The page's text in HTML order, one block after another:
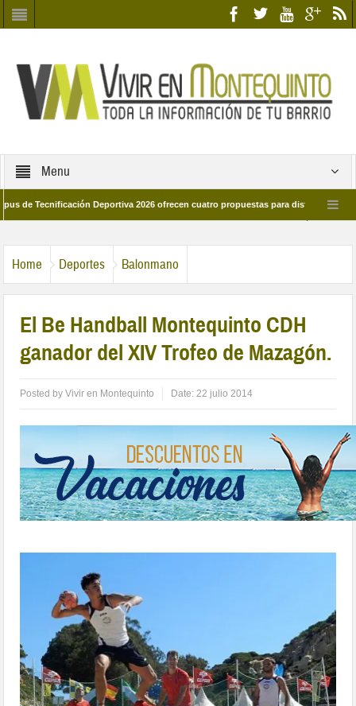
Menu
Deportiva 2026 ofrecen cuatro propuestas para disfrutar del deporte
Home Deportes Balonmano
El Be Handball Montequinto CDH
ganador del XIV Trofeo de Mazagón.
Posted byVivir en Montequinto Date:22 julio 2014